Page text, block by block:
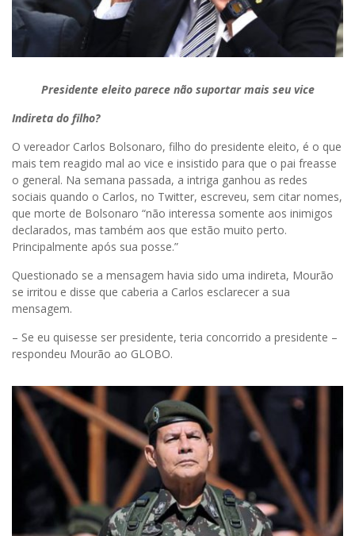
Presidente eleito parece não suportar mais seu vice
Indireta do filho?
O vereador Carlos Bolsonaro, filho do presidente eleito, é o que
mais tem reagido mal ao vice e insistido para que o pai freasse
o general. Na semana passada, a intriga ganhou as redes
sociais quando o Carlos, no Twitter, escreveu, sem citar nomes,
que morte de Bolsonaro “não interessa somente aos inimigos
declarados, mas também aos que estão muito perto.
Principalmente após sua posse.”
Questionado se a mensagem havia sido uma indireta, Mourão
se irritou e disse que caberia a Carlos esclarecer a sua
mensagem.
– Se eu quisesse ser presidente, teria concorrido a presidente –
respondeu Mourão ao GLOBO.